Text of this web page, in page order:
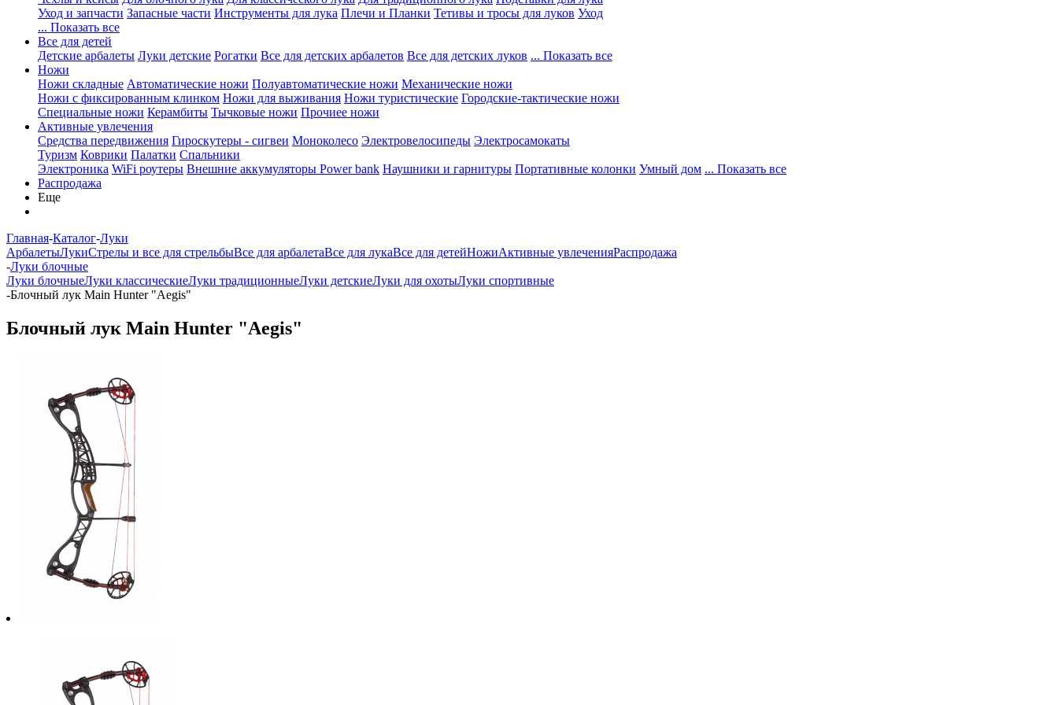
Уход и запчасти Запасные части Инструменты для лука Плечи и Планки Тетивы и тросы для луков Уход
... Показать все
Все для детей
Детские арбалеты Луки детские Рогатки Все для детских арбалетов Все для детских луков ... Показать все
Ножи
Ножи складные Автоматические ножи Полуавтоматические ножи Механические ножи
Ножи с фиксированным клинком Ножи для выживания Ножи туристические Городские-тактические ножи
Специальные ножи Керамбиты Тычковые ножи Прочиее ножи
Активные увлечения
Средства передвижения Гироскутеры - сигвеи Моноколесо Электровелосипеды Электросамокаты
Туризм Коврики Палатки Спальники
Электроника WiFi роутеры Внешние аккумуляторы Power bank Наушники и гарнитуры Портативные колонки Умный дом ... Показать все
Распродажа
Еще
Главная-Каталог-Луки
АрбалетыЛукиСтрелы и все для стрельбыВсе для арбалетаВсе для лукаВсе для детейНожиАктивные увлеченияРаспродажа
-Луки блочные
Луки блочныеЛуки классическиеЛуки традиционныеЛуки детскиеЛуки для охотыЛуки спортивные
-Блочный лук Main Hunter "Aegis"
Блочный лук Main Hunter "Aegis"